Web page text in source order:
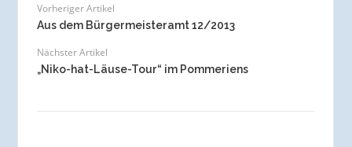
Vorheriger Artikel
Aus dem Bürgermeisteramt 12/2013
Nächster Artikel
„Niko-hat-Läuse-Tour“ im Pommeriens